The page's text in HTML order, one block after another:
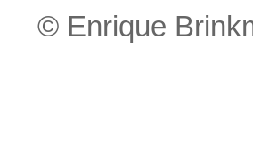
© Enrique